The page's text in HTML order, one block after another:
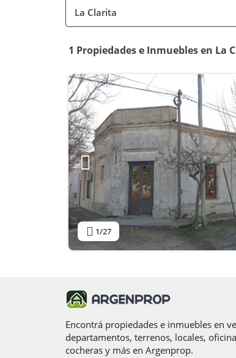
1 Propiedades e Inmuebles en La
1/27
Encontrá propiedades e inmuebles en
departamentos, terrenos, locales,
cocheras y más en Argenprop.